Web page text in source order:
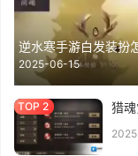
逆水寒手游白发装扮
2025-06-15
猎